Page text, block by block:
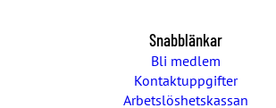
Snabblänkar
Bli medlem
Kontaktuppgifter
Arbetslöshetskassan